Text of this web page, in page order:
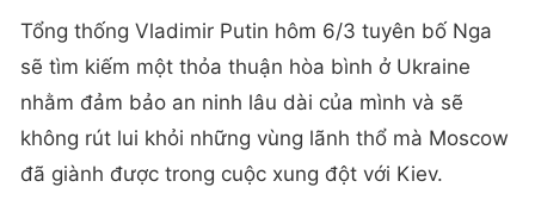
Tổng thống Vladimir Putin hôm 6/3 tuyên bố Nga
sẽ tìm kiếm một thỏa thuận hòa bình ở Ukraine
nhằm đảm bảo an ninh lâu dài của mình và sẽ
không rút lui khỏi những vùng lãnh thổ mà Moscow
đã giành được trong cuộc xung đột với Kiev.